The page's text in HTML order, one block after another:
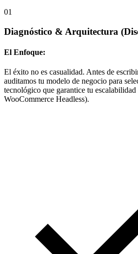
01
Diagnóstico & Arquitectura
El Enfoque:
El éxito no es casualidad. Antes de
auditamos tu modelo de negocio para
tecnológico que garantice tu
WooCommerce Headless).